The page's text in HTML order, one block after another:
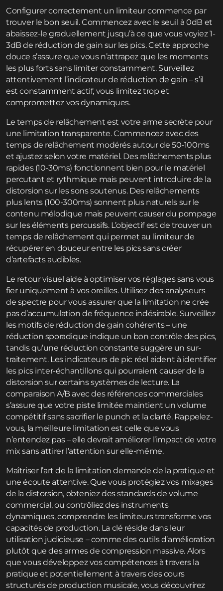
Configurer correctement un limiteur commence par
trouver le bon seuil. Commencez avec le seuil à 0dB et
abaissez-le graduellement jusqu’à ce que vous voyiez 1-
3dB de réduction de gain sur les pics. Cette approche
douce s’assure que vous n’attrapez que les moments
les plus forts sans limiter constamment. Surveillez
attentivement l’indicateur de réduction de gain – s’il
est constamment actif, vous limitez trop et
compromettez vos dynamiques.
Le temps de relâchement est votre arme secrète pour
une limitation transparente. Commencez avec des
temps de relâchement modérés autour de 50-100ms
et ajustez selon votre matériel. Des relâchements plus
rapides (10-30ms) fonctionnent bien pour le matériel
percutant et rythmique mais peuvent introduire de la
distorsion sur les sons soutenus. Des relâchements
plus lents (100-300ms) sonnent plus naturels sur le
contenu mélodique mais peuvent causer du pompage
sur les éléments percussifs. L’objectif est de trouver un
temps de relâchement qui permet au limiteur de
récupérer en douceur entre les pics sans créer
d’artefacts audibles.
Le retour visuel aide à optimiser vos réglages sans vous
fier uniquement à vos oreilles. Utilisez des analyseurs
de spectre pour vous assurer que la limitation ne crée
pas d’accumulation de fréquence indésirable. Surveillez
les motifs de réduction de gain cohérents – une
réduction sporadique indique un bon contrôle des pics,
tandis qu’une réduction constante suggère un sur-
traitement. Les indicateurs de pic réel aident à identifier
les pics inter-échantillons qui pourraient causer de la
distorsion sur certains systèmes de lecture. La
comparaison A/B avec des références commerciales
s’assure que votre piste limitée maintient un volume
compétitif sans sacrifier le punch et la clarté. Rappelez-
vous, la meilleure limitation est celle que vous
n’entendez pas – elle devrait améliorer l’impact de votre
mix sans attirer l’attention sur elle-même.
Maîtriser l’art de la limitation demande de la pratique et
une écoute attentive. Que vous protégiez vos mixages
de la distorsion, obteniez des standards de volume
commercial, ou contrôliez des instruments
dynamiques, comprendre les limiteurs transforme vos
capacités de production. La clé réside dans leur
utilisation judicieuse – comme des outils d’amélioration
plutôt que des armes de compression massive. Alors
que vous développez vos compétences à travers la
pratique et potentiellement à travers des cours
structurés de production musicale, vous découvrirez